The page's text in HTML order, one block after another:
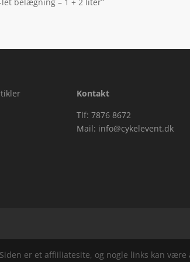
Kontakt
Tlf: 7876 8672
Mail: info@cykelevent.dk
er et affiiliatesite, og nogle links kan være